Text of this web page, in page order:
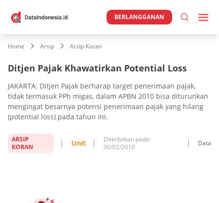
BERLANGGANAN
Home Arsip Arsip Koran
Ditjen Pajak Khawatirkan Potential Loss
JAKARTA: Ditjen Pajak berharap target penerimaan pajak,
tidak termasuk PPh migas, dalam APBN 2010 bisa diturunkan
mengingat besarnya potensi penerimaan pajak yang hilang
(potential loss) pada tahun ini.
ARSIP
KORAN
Unit
Diterbitkan pada:
06/02/2010
Data